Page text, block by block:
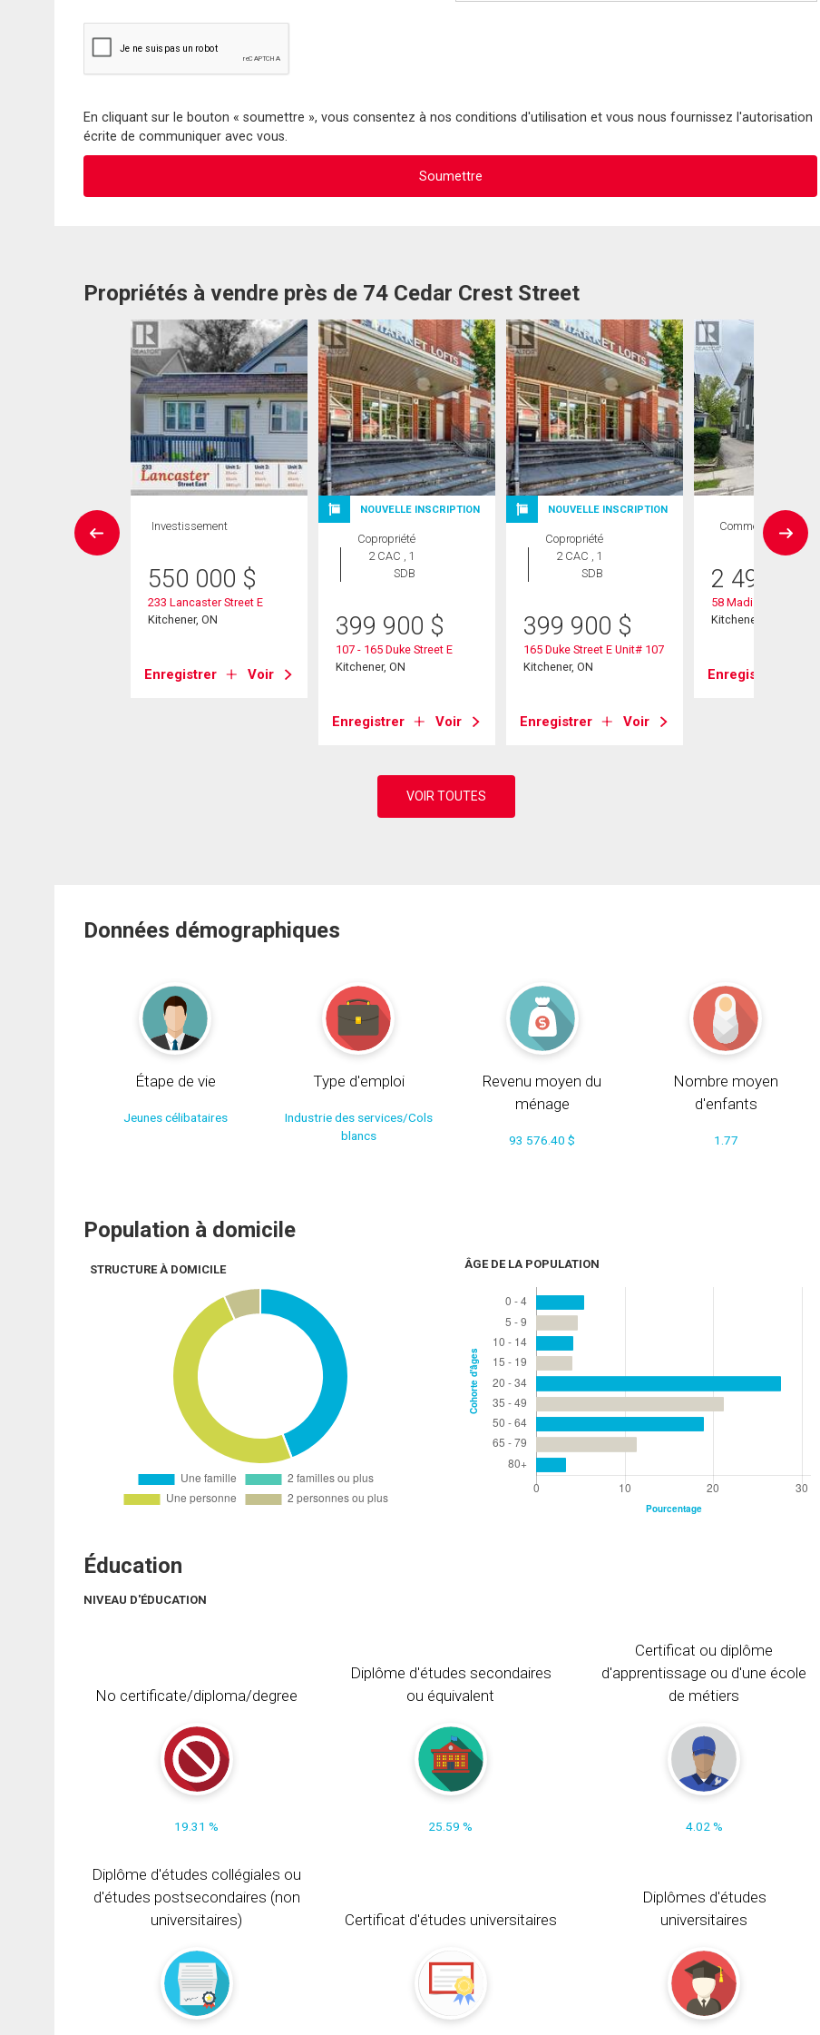
En cliquant sur le bouton « soumettre », vous consentez à nos conditions d'utilisation et vous nous fournissez l'autorisation
écrite de communiquer avec vous.
Propriétés à vendre près de 74 Cedar Crest Street
Investissement
550 000 $
233 Lancaster Street E
Kitchener, ON
Enregistrer Voir
NOUVELLE INSCRIPTION
Copropriété
2 CAC , 1
SDB
399 900 $
107 - 165 Duke Street E
Kitchener, ON
Enregistrer Voir
NOUVELLE INSCRIPTION
Copropriété
2 CAC , 1
SDB
399 900 $
165 Duke Street E Unit# 107
Kitchener, ON
Enregistrer Voir
Commercial
2 499 000
58 Madison Avenue N
Kitchener, ON
Enregistrer
Données démographiques
Étape de vie
Jeunes célibataires
Type d'emploi
Industrie des services/Cols
blancs
Revenu moyen du
ménage
93 576.40 $
Nombre moyen
d'enfants
1.77
Population à domicile
STRUCTURE À DOMICILE ÂGE DE LA POPULATION
Éducation
NIVEAU D'ÉDUCATION
No certificate/diploma/degree
19.31 %
Diplôme d'études secondaires
ou équivalent
25.59 %
Certificat ou diplôme
d'apprentissage ou d'une école
de métiers
4.02 %
Diplôme d'études collégiales ou
d'études postsecondaires (non
universitaires)
Certificat d'études universitaires
Diplômes d'études
universitaires